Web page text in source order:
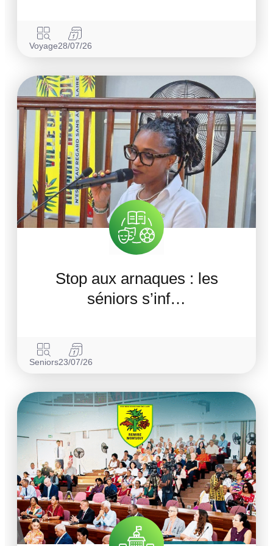
Voyage28/07/26
Stop aux arnaques : les
séniors s’inf…
Seniors23/07/26